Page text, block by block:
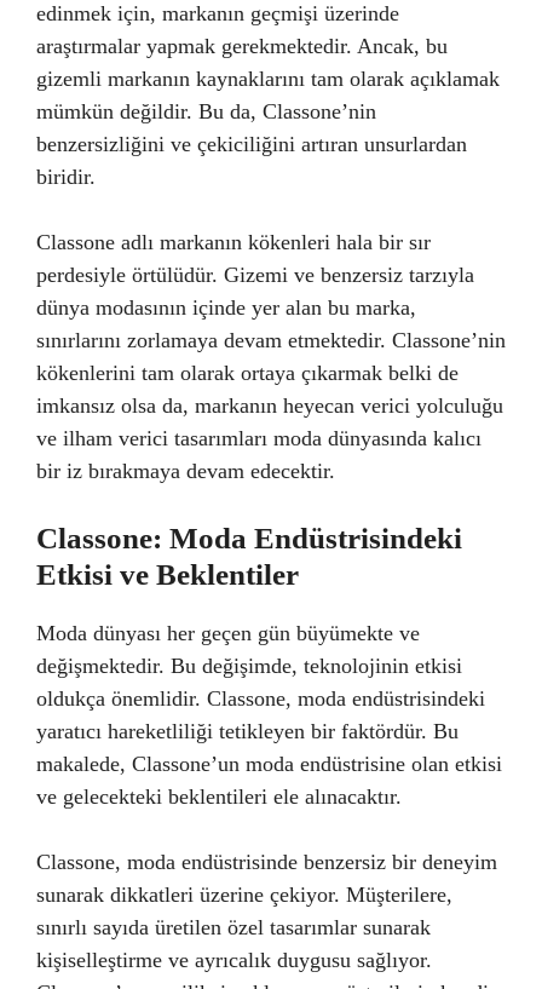
edinmek için, markanın geçmişi üzerinde
araştırmalar yapmak gerekmektedir. Ancak, bu
gizemli markanın kaynaklarını tam olarak açıklamak
mümkün değildir. Bu da, Classone’nin
benzersizliğini ve çekiciliğini artıran unsurlardan
biridir.
Classone adlı markanın kökenleri hala bir sır
perdesiyle örtülüdür. Gizemi ve benzersiz tarzıyla
dünya modasının içinde yer alan bu marka,
sınırlarını zorlamaya devam etmektedir. Classone’nin
kökenlerini tam olarak ortaya çıkarmak belki de
imkansız olsa da, markanın heyecan verici yolculuğu
ve ilham verici tasarımları moda dünyasında kalıcı
bir iz bırakmaya devam edecektir.
Classone: Moda Endüstrisindeki
Etkisi ve Beklentiler
Moda dünyası her geçen gün büyümekte ve
değişmektedir. Bu değişimde, teknolojinin etkisi
oldukça önemlidir. Classone, moda endüstrisindeki
yaratıcı hareketliliği tetikleyen bir faktördür. Bu
makalede, Classone’un moda endüstrisine olan etkisi
ve gelecekteki beklentileri ele alınacaktır.
Classone, moda endüstrisinde benzersiz bir deneyim
sunarak dikkatleri üzerine çekiyor. Müşterilere,
sınırlı sayıda üretilen özel tasarımlar sunarak
kişiselleştirme ve ayrıcalık duygusu sağlıyor.